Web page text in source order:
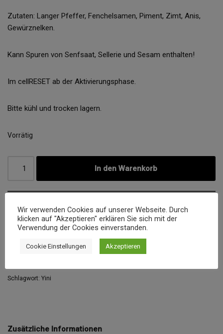
Zutaten: Langer Pfeffer, Fenchelsamen, Piment, Zimt, Anis,
Gewürznelken.
Kann Spuren von Senfsaat, Sellerie und Sesam enthalten!
Im cellRESET ab der Aktivierungsphase.
Bitte kühl und trocken lagern.
Vorrätig
In den Warenkorb
Produkt enthält: 30g
Schlagwort: Yini
Zusätzliche Informationen
Wir verwenden Cookies auf unserer Webseite. Durch
klicken auf "Akzeptieren" erklären Sie sich mit der
Verwendung der Cookies einverstanden.
Cookie Einstellungen Akzeptieren